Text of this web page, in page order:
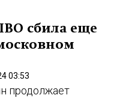
сбила еще
03:53
продолжает